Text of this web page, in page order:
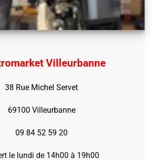
Villeurbanne
38 Rue Michel Servet
69100 Villeurbanne
09 84 52 59 20
le lundi de 14h00 à 19h00